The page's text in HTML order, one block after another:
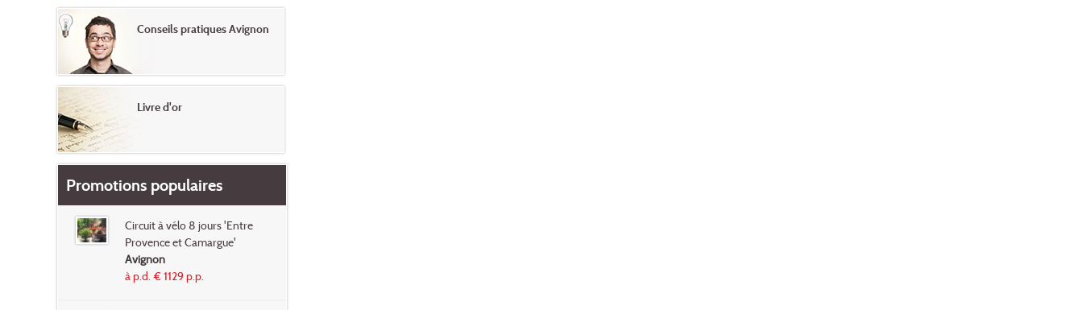
Conseils pratiques Avignon
Livre d'or
Promotions populaires
Circuit à vélo 8 jours 'Entre
Provence et Camargue'
Avignon
à p.d. € 1129 p.p.